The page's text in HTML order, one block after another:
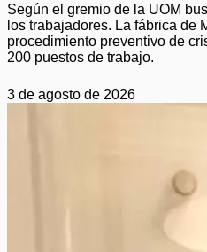
Según el gremio de la UOM
los trabajadores. La fábrica de
procedimiento preventivo de
200 puestos de trabajo.
3 de agosto de 2026